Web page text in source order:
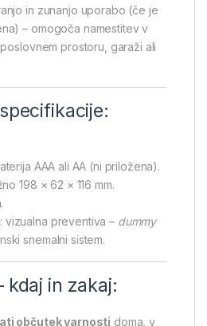
in zunanjo uporabo (če je
– omogoča namestitev v
prostoru, garaži ali
AAA ali AA (ni priložena).
198 × 62 × 116 mm.
vizualna preventiva – dummy
snemalni sistem.
kdaj in zakaj:
občutek varnosti doma, v